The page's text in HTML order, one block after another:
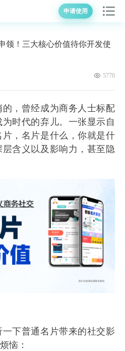
申请使用
领！三大核心价值待你开发使
5770
，曾经成为商务人士标配
时代的弃儿。一张显示自
，名片是什么，你就是什
含义以及影响力，甚至隐
下普通名片带来的社交影
恼：